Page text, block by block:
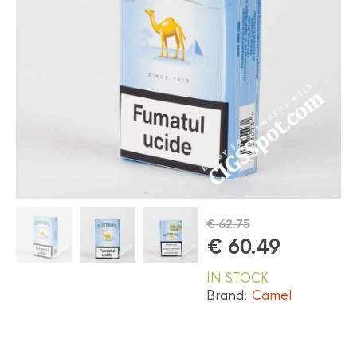
€62.75
€ 60.49
IN STOCK
Brand:Camel